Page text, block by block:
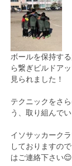
ボールを保持す
ら繋ぎビルドア
見られました！
テクニックをさ
う、取り組んで
イソサッカーク
しておりますの
はご連絡下さい😌